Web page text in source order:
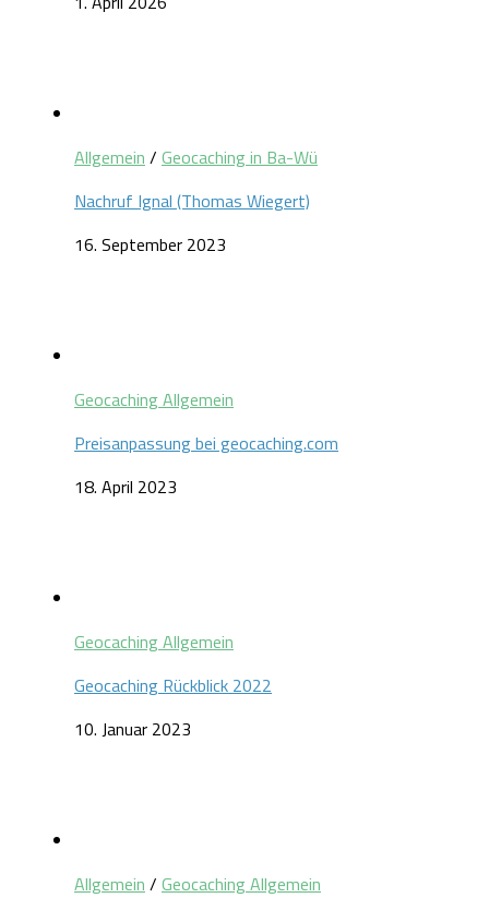
Allgemein / Geocaching in Ba-Wü
Nachruf Ignal (Thomas Wiegert)
16. September 2023
Geocaching Allgemein
Preisanpassung bei geocaching.com
18. April 2023
Geocaching Allgemein
Geocaching Rückblick 2022
10. Januar 2023
Allgemein / Geocaching Allgemein